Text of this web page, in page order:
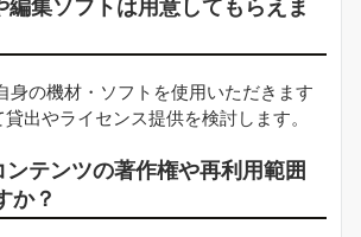
編集ソフトは用意してもらえま
身の機材・ソフトを使用いただきます
出やライセンス提供を検討します。
ンテンツの著作権や再利用範囲
か？